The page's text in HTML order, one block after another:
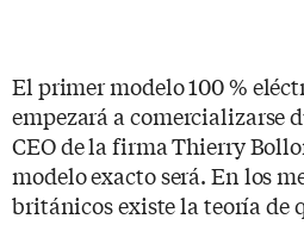
El primer modelo 100 %
empezará a comercializarse
CEO de la firma Thierry
modelo exacto será. En los
británicos existe la teoría de